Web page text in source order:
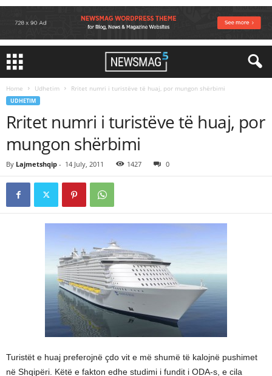
Home Udhetim Rritet numri i turistëve të huaj, por mungon shërbimi
UDHETIM
Rritet numri i turistëve të huaj, por
mungon shërbimi
By Lajmetshqip - 14 July, 2011 1427 0
Turistët e huaj preferojnë çdo vit e më shumë të kalojnë pushimet
në Shqipëri. Këtë e fakton edhe studimi i fundit i ODA-s, e cila